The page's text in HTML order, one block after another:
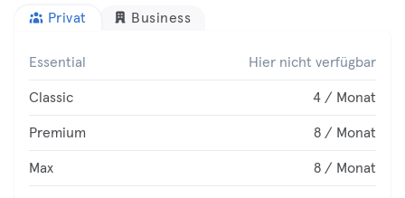
Privat Business
Essential Hier nicht verfügbar
Classic 4 / Monat
Premium 8 / Monat
Max 8 / Monat